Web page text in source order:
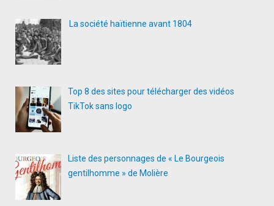
La société haïtienne avant 1804
Top 8 des sites pour télécharger des vidéos
TikTok sans logo
Liste des personnages de « Le Bourgeois
gentilhomme » de Molière